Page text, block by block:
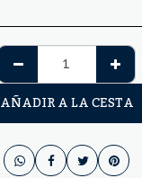
AÑADIR A LA CESTA